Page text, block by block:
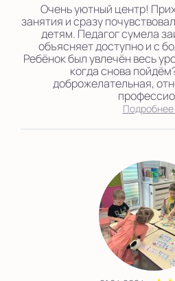
Очень уютный центр!
занятия и сразу
детям. Педагог сумела
объясняет доступно и с
Ребёнок был увлечён весь
когда снова
доброжелательная,